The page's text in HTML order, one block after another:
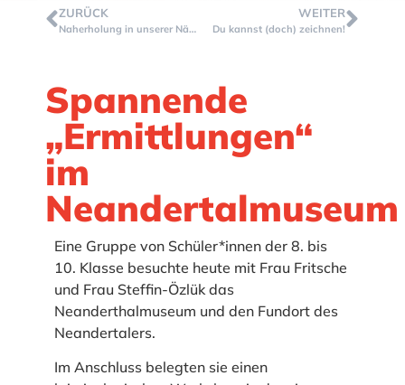
ZURÜCK
Naherholung in unserer Nähe – Unser „Baldeneysee-Projekt!
WEITER
Du kannst (doch) zeichnen!
Spannende
„Ermittlungen“
im
Neandertalmuseum
Eine Gruppe von Schüler*innen der 8. bis
10. Klasse besuchte heute mit Frau Fritsche
und Frau Steffin-Özlük das
Neanderthalmuseum und den Fundort des
Neandertalers.
Im Anschluss belegten sie einen